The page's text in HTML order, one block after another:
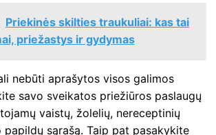
Priekinės skilties traukuliai: kas tai
priežastys ir gydymas
nebūti aprašytos visos galimos
savo sveikatos priežiūros paslaugų
vaistų, žolelių, nereceptinių
sąrašą. Taip pat pasakykite